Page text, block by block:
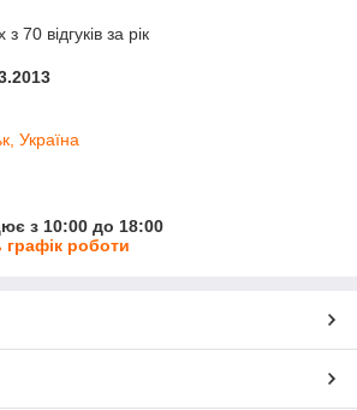
70 відгуків за рік
Україна
з 10:00 до 18:00
графік роботи